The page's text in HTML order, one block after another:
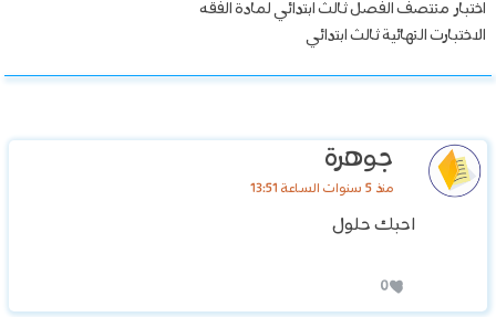
اختبار منتصف الفصل ثالث ابتدائي لمادة الفقه
الاختبارت النهائية ثالث ابتدائي
جوهرة
منذ 5 سنوات الساعة 13:51
احبك حلول
0